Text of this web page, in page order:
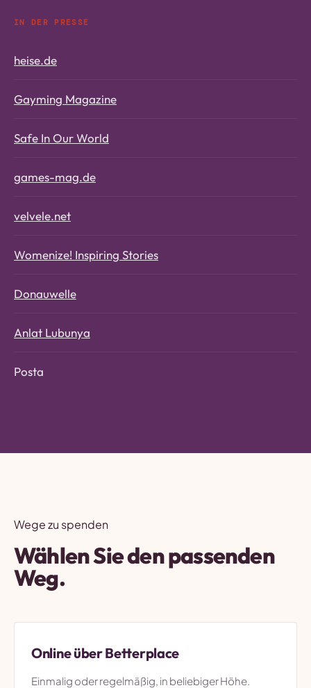
IN DER PRESSE
heise.de
Gayming Magazine
Safe In Our World
games-mag.de
velvele.net
Womenize! Inspiring Stories
Donauwelle
Anlat Lubunya
Posta
Wege zu spenden
Wählen Sie den passenden
Weg.
Online über Betterplace
Einmalig oder regelmäßig, in beliebiger Höhe.